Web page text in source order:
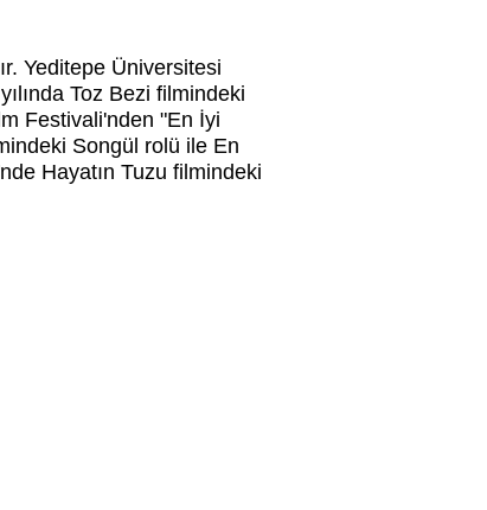
Yeditepe Üniversitesi
Toz Bezi filmindeki
Festivali'nden "En İyi
Songül rolü ile En
Hayatın Tuzu filmindeki